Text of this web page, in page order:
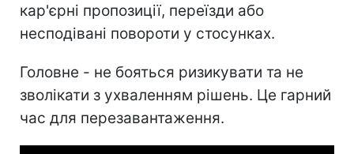
кар'єрні пропозиції, переїзди або
несподівані повороти у стосунках.
Головне - не бояться ризикувати та не
зволікати з ухваленням рішень. Це гарний
час для перезавантаження.